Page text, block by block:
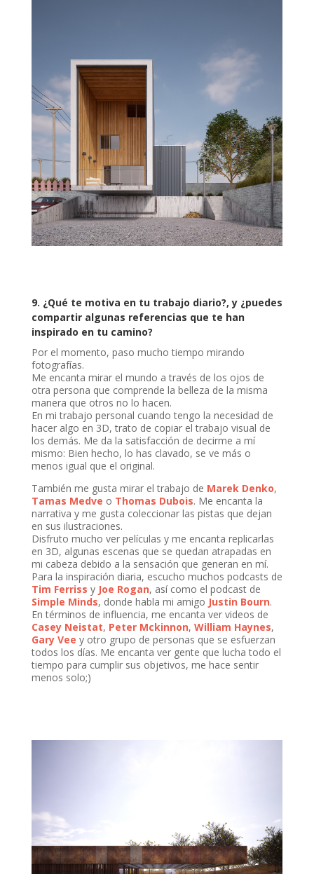
9. ¿Qué te motiva en tu trabajo diario?, y ¿puedes
compartir algunas referencias que te han
inspirado en tu camino?
Por el momento, paso mucho tiempo mirando
fotografías.
Me encanta mirar el mundo a través de los ojos de
otra persona que comprende la belleza de la misma
manera que otros no lo hacen.
En mi trabajo personal cuando tengo la necesidad de
hacer algo en 3D, trato de copiar el trabajo visual de
los demás. Me da la satisfacción de decirme a mí
mismo: Bien hecho, lo has clavado, se ve más o
menos igual que el original.
También me gusta mirar el trabajo de Marek Denko,
Tamas Medve o Thomas Dubois. Me encanta la
narrativa y me gusta coleccionar las pistas que dejan
en sus ilustraciones.
Disfruto mucho ver películas y me encanta replicarlas
en 3D, algunas escenas que se quedan atrapadas en
mi cabeza debido a la sensación que generan en mí.
Para la inspiración diaria, escucho muchos podcasts de
Tim Ferriss y Joe Rogan, así como el podcast de
Simple Minds, donde habla mi amigo Justin Bourn.
En términos de influencia, me encanta ver videos de
Casey Neistat, Peter Mckinnon, William Haynes,
Gary Vee y otro grupo de personas que se esfuerzan
todos los días. Me encanta ver gente que lucha todo el
tiempo para cumplir sus objetivos, me hace sentir
menos solo;)